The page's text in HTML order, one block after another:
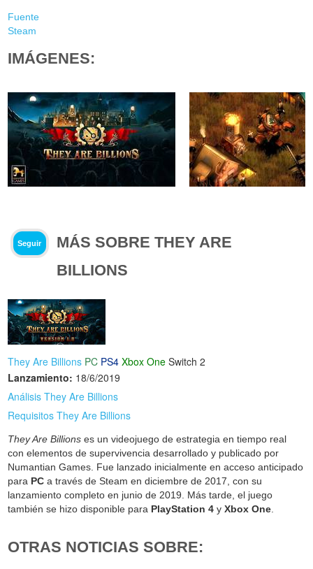
Fuente
Steam
IMÁGENES:
Seguir
MÁS SOBRE THEY ARE
BILLIONS
They Are Billions PC PS4 Xbox One Switch 2
Lanzamiento: 18/6/2019
Análisis They Are Billions
Requisitos They Are Billions
They Are Billions es un videojuego de estrategia en tiempo real
con elementos de supervivencia desarrollado y publicado por
Numantian Games. Fue lanzado inicialmente en acceso anticipado
para PC a través de Steam en diciembre de 2017, con su
lanzamiento completo en junio de 2019. Más tarde, el juego
también se hizo disponible para PlayStation 4 yXbox One.
OTRAS NOTICIAS SOBRE: